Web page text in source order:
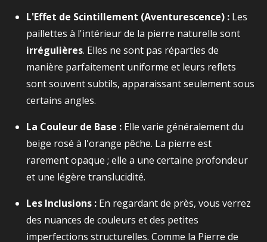
L'Effet de Scintillement (Aventurescence) : Les
paillettes à l'intérieur de la pierre naturelle sont
irrégulières. Elles ne sont pas réparties de
manière parfaitement uniforme et leurs reflets
sont souvent subtils, apparaissant seulement sous
certains angles.
La Couleur de Base : Elle varie généralement du
beige rosé à l'orange pêche. La pierre est
rarement opaque ; elle a une certaine profondeur
et une légère translucidité.
Les Inclusions : En regardant de près, vous verrez
des nuances de couleurs et des petites
imperfections structurelles. Comme la Pierre de